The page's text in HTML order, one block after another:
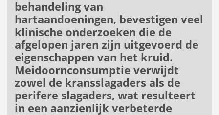
behandeling van
hartaandoeningen, bevestigen veel
klinische onderzoeken die de
afgelopen jaren zijn uitgevoerd de
eigenschappen van het kruid.
Meidoornconsumptie verwijdt
zowel de kransslagaders als de
perifere slagaders, wat resulteert
in een aanzienlijk verbeterde